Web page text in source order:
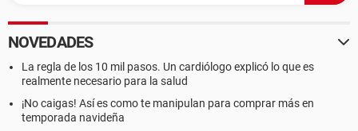
NOVEDADES
La regla de los 10 mil pasos. Un cardiólogo explicó lo que es
realmente necesario para la salud
¡No caigas! Así es como te manipulan para comprar más en
temporada navideña